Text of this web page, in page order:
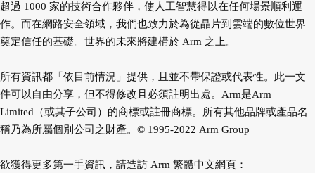
超過 1000 家的技術合作夥伴，使人工智慧得以在任何場景順利運
作。而在網路安全領域，我們也致力於為從晶片到雲端的數位世界
奠定信任的基礎。世界的未來將建構於 Arm 之上。
所有資訊都「依目前情況」提供，且並不帶保證或代表性。此一文
件可以自由分享，但不得修改且必須註明出處。Arm是Arm
Limited（或其子公司）的商標或註冊商標。所有其他品牌或產品名
稱乃為所屬個別公司之財產。© 1995-2022 Arm Group
欲獲得更多第一手資訊，請造訪 Arm 繁體中文網頁：